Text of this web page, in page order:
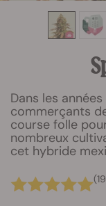
Dans les
commerçants
course folle
nombreux
cet hybride